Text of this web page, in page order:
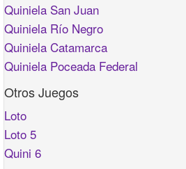
Quiniela San Juan
Quiniela Río Negro
Quiniela Catamarca
Quiniela Poceada Federal
Otros Juegos
Loto
Loto 5
Quini 6